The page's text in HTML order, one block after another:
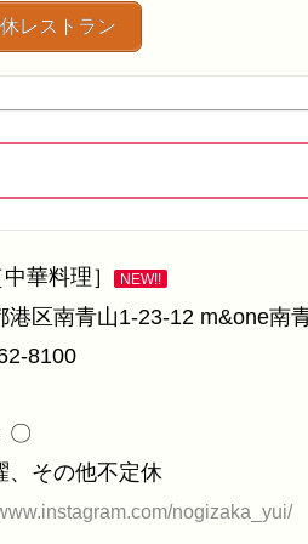
レストラン
中華料理］ NEW!!
港区南青山1-23-12 m&one南
8100
〇
、その他不定休
nogizaka_yui/